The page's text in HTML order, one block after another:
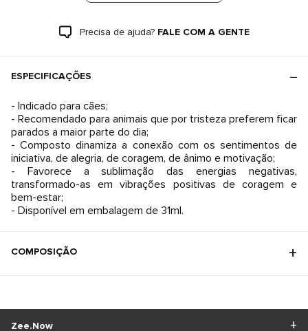
Precisa de ajuda? FALE COM A GENTE
ESPECIFICAÇÕES
- Indicado para cães;
- Recomendado para animais que por tristeza preferem ficar
parados a maior parte do dia;
- Composto dinamiza a conexão com os sentimentos de
iniciativa, de alegria, de coragem, de ânimo e motivação;
- Favorece a sublimação das energias negativas,
transformado-as em vibrações positivas de coragem e
bem-estar;
- Disponível em embalagem de 31ml.
COMPOSIÇÃO
Zee.Now